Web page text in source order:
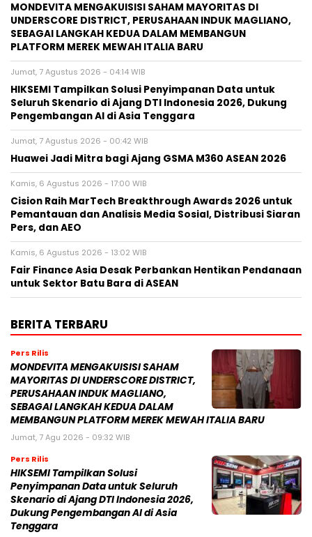
MONDEVITA MENGAKUISISI SAHAM MAYORITAS DI
UNDERSCORE DISTRICT, PERUSAHAAN INDUK MAGLIANO,
SEBAGAI LANGKAH KEDUA DALAM MEMBANGUN
PLATFORM MEREK MEWAH ITALIA BARU
Jumat, 7 Agustus 2026 - 04:14 WIB
HIKSEMI Tampilkan Solusi Penyimpanan Data untuk
Seluruh Skenario di Ajang DTI Indonesia 2026, Dukung
Pengembangan AI di Asia Tenggara
Jumat, 7 Agustus 2026 - 00:42 WIB
Huawei Jadi Mitra bagi Ajang GSMA M360 ASEAN 2026
Kamis, 6 Agustus 2026 - 17:00 WIB
Cision Raih MarTech Breakthrough Awards 2026 untuk
Pemantauan dan Analisis Media Sosial, Distribusi Siaran
Pers, dan AEO
Kamis, 6 Agustus 2026 - 13:02 WIB
Fair Finance Asia Desak Perbankan Hentikan Pendanaan
untuk Sektor Batu Bara di ASEAN
BERITA TERBARU
Pers Rilis
MONDEVITA MENGAKUISISI SAHAM
MAYORITAS DI UNDERSCORE DISTRICT,
PERUSAHAAN INDUK MAGLIANO,
SEBAGAI LANGKAH KEDUA DALAM
MEMBANGUN PLATFORM MEREK MEWAH ITALIA BARU
Jumat, 7 Agu 2026 - 09:32 WIB
Pers Rilis
HIKSEMI Tampilkan Solusi
Penyimpanan Data untuk Seluruh
Skenario di Ajang DTI Indonesia 2026,
Dukung Pengembangan AI di Asia
Tenggara